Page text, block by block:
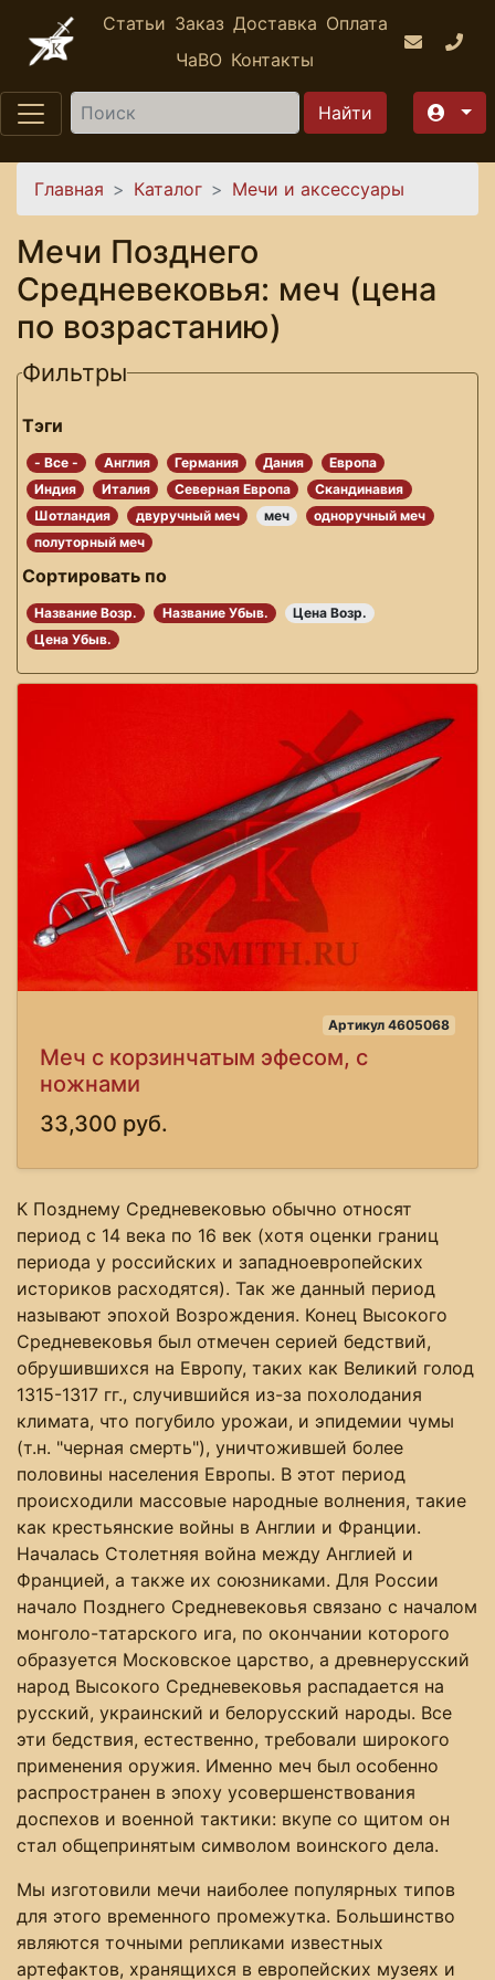
Перейти к основному содержанию
Статьи Заказ Доставка Оплата
ЧаВО Контакты
Найти
Вы здесь
Главная Каталог Мечи и аксессуары
Мечи Позднего
Средневековья: меч (цена
по возрастанию)
Фильтры
Тэги
- Все - Англия Германия Дания
Европа
Индия
Италия Северная Европа
Скандинавия
Шотландия
двуручный меч меч
одноручный меч
полуторный меч
Сортировать по
Название Возр. Название Убыв.
Цена Возр.
Цена Убыв.
Артикул 4605068
Меч с корзинчатым эфесом, с
ножнами
33,300 руб.
К Позднему Средневековью обычно относят
период с 14 века по 16 век (хотя оценки границ
периода у российских и западноевропейских
историков расходятся). Так же данный период
называют эпохой Возрождения. Конец Высокого
Средневековья был отмечен серией бедствий,
обрушившихся на Европу, таких как Великий голод
1315-1317 гг., случившийся из-за похолодания
климата, что погубило урожаи, и эпидемии чумы
(т.н. "черная смерть"), уничтожившей более
половины населения Европы. В этот период
происходили массовые народные волнения, такие
как крестьянские войны в Англии и Франции.
Началась Столетняя война между Англией и
Францией, а также их союзниками. Для России
начало Позднего Средневековья связано с началом
монголо-татарского ига, по окончании которого
образуется Московское царство, а древнерусский
народ Высокого Средневековья распадается на
русский, украинский и белорусский народы. Все
эти бедствия, естественно, требовали широкого
применения оружия. Именно меч был особенно
распространен в эпоху усовершенствования
доспехов и военной тактики: вкупе со щитом он
стал общепринятым символом воинского дела.
Мы изготовили мечи наиболее популярных типов
для этого временного промежутка. Большинство
являются точными репликами известных
артефактов, хранящихся в европейских музеях и